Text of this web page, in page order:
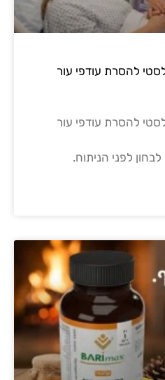
להסרת עודפי עור
להסרת עודפי עור
לפני הניתוח.